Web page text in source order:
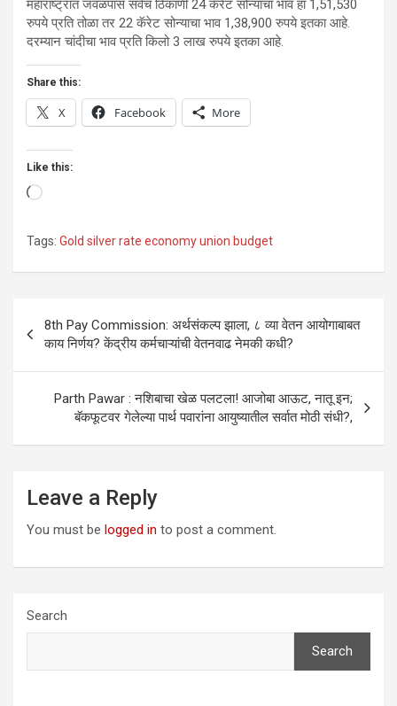
महाराष्ट्रात जवळपास सर्वच ठिकाणी 24 कॅरेट सोन्याचा भाव हा 1,51,530
रुपये प्रति तोळा तर 22 कॅरेट सोन्याचा भाव 1,38,900 रुपये इतका आहे.
दरम्यान चांदीचा भाव प्रति किलो 3 लाख रुपये इतका आहे.
Share this:
X Facebook More
Like this:
Loading…
Tags: Gold silver rate economy union budget
navigation
8th Pay Commission: अर्थसंकल्प झाला, ८ व्या वेतन आयोगाबाबत
काय निर्णय? केंद्रीय कर्मचाऱ्यांची वेतनवाढ नेमकी कधी?
Parth Pawar : नशिबाचा खेळ पलटला! आजोबा आऊट, नातू इन;
बॅकफूटवर गेलेल्या पार्थ पवारांना आयुष्यातील सर्वात मोठी संधी?,
Leave a Reply
You must be logged in to post a comment.
Search
Search